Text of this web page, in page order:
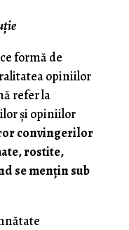
formă de
opiniilor
refer la
şi opiniilor
convingerilor
rostite,
se menţin sub